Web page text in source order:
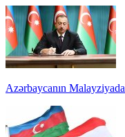
Azərbaycanın